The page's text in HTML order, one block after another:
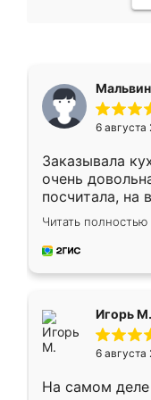
6 августа
Заказывала
очень
посчитала, на
Замерщик
делу со всей
за день,
Читать полностью
Игорь М.
6 августа
На самом